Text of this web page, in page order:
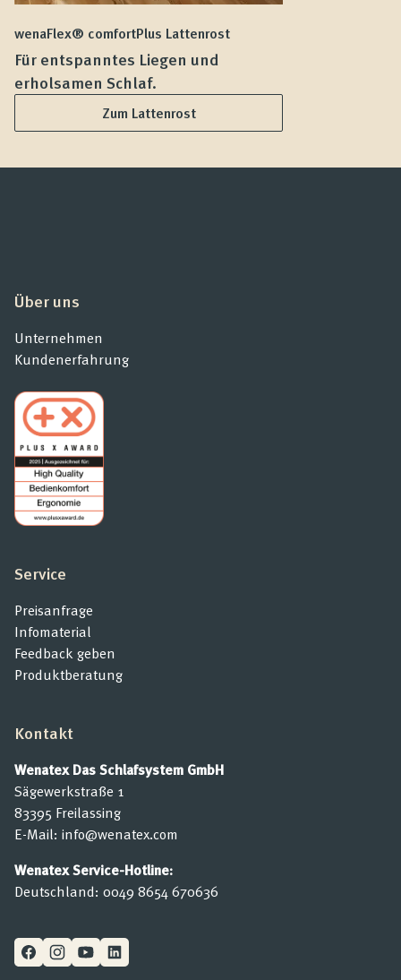
wenaFlex® comfortPlus Lattenrost
Für entspanntes Liegen und
erholsamen Schlaf.
Zum Lattenrost
Über uns
Unternehmen
Kundenerfahrung
Service
Preisanfrage
Infomaterial
Feedback geben
Produktberatung
Kontakt
Wenatex Das Schlafsystem GmbH
Sägewerkstraße 1
83395 Freilassing
E-Mail: info@wenatex.com
Wenatex Service-Hotline:
Deutschland: 0049 8654 670636